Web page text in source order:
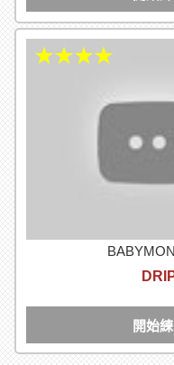
開始
★★★★